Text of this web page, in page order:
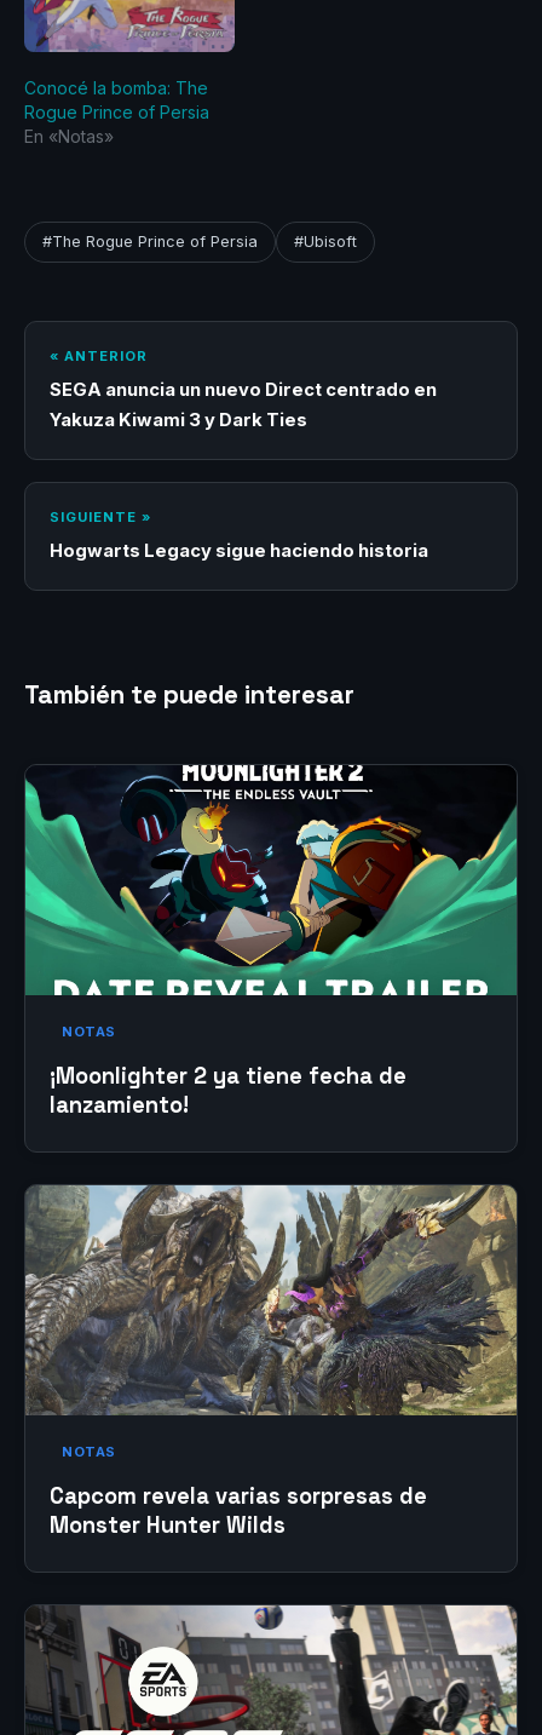
Conocé la bomba: The
Rogue Prince of Persia
En «Notas»
#The Rogue Prince of Persia #Ubisoft
« ANTERIOR
SEGA anuncia un nuevo Direct centrado en
Yakuza Kiwami 3 y Dark Ties
SIGUIENTE »
Hogwarts Legacy sigue haciendo historia
También te puede interesar
NOTAS
¡Moonlighter 2 ya tiene fecha de
lanzamiento!
NOTAS
Capcom revela varias sorpresas de
Monster Hunter Wilds